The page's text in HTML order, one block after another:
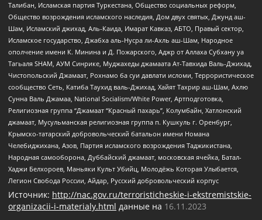
Талибан, Исламская партия Туркестана, Общество социальных реформ,
Общество возрождения исламского наследия, Дом двух святых, Джунд аш-
Шам, Исламский джихад, Аль-Каида, Имарат Кавказ, АБТО, Правый сектор,
Исламское государство, Джабха аль-Нусра ли-Ахль аш-Шам, Народное
ополчение имени К. Минина и Д. Пожарского, Аджр от Аллаха Субхану уа
Тагьаля SHAM, АУМ Синрике, Муджахеды джамаата Ат-Тавхида Валь-Джихад,
Чистопольский Джамаат, Рохнамо ба суи давлати исломи, Террористическое
сообщество Сеть, Катиба Таухид валь-Джихад, Хайят Тахрир аш-Шам, Ахлю
Сунна Валь Джамаа, National Socialism/White Power, Артподготовка,
Религиозная группа “Джамаат “Красный пахарь”, Колумбайн, Хатлонский
джамаат, Мусульманская религиозная группа п. Кушкуль г. Оренбург,
Крымско-татарский добровольческий батальон имени Номана
Челебиджихана, Азов, Партия исламского возрождения Таджикистана,
Народная самооборона, Дуббайский джамаат, московская ячейка, Батал-
Хаджи Белхороев, Маньяки Культ Убийц, Молодёжь Которая Улыбается,
Легион Свобода России, Айдар, Русский добровольческий корпус
Источник: http://nac.gov.ru/terroristicheskie-i-ekstremistskie-
organizacii-i-materialy.html данные на 16.11.2023